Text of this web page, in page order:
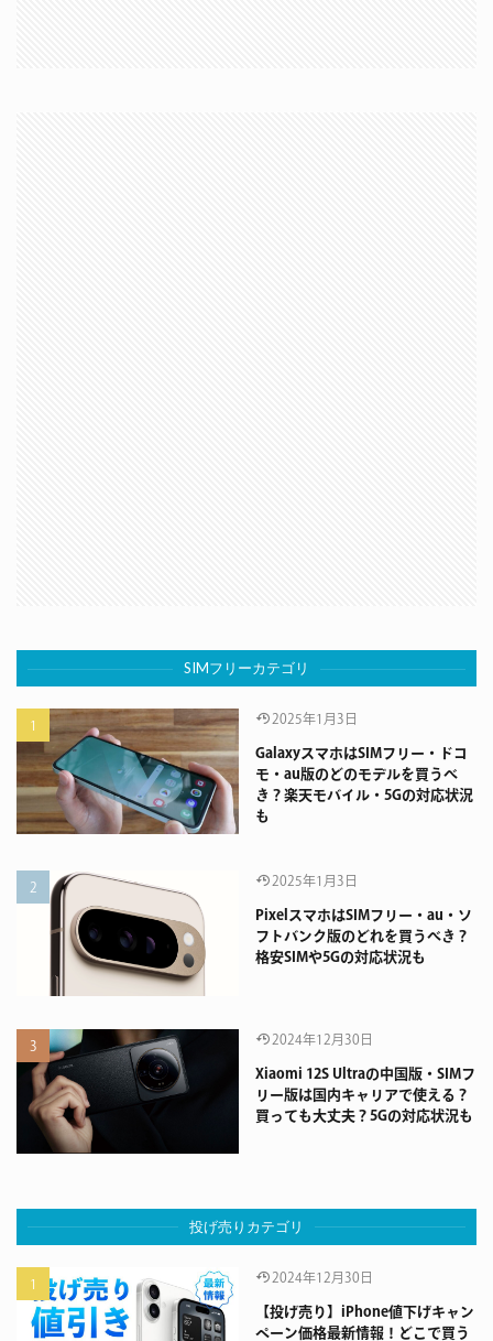
SIMフリーカテゴリ
2025年1月3日
GalaxyスマホはSIMフリー・ドコ
モ・au版のどのモデルを買うべ
き？楽天モバイル・5Gの対応状況
も
2025年1月3日
PixelスマホはSIMフリー・au・ソ
フトバンク版のどれを買うべき？
格安SIMや5Gの対応状況も
2024年12月30日
Xiaomi 12S Ultraの中国版・SIMフ
リー版は国内キャリアで使える？
買っても大丈夫？5Gの対応状況も
投げ売りカテゴリ
2024年12月30日
【投げ売り】iPhone値下げキャン
ペーン価格最新情報！どこで買う